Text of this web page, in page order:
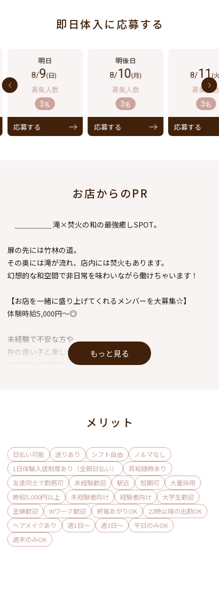
即日体入に応募する
8/9(日)
3名
応募する
8/10(月)
3名
応募する
8/11(
3名
応募する
お店からのPR
＿＿＿＿＿ 滝×焚火の和の最強癒しSPOT。
扉の先には竹林の道。
その奥には滝が流れ、店内には焚火もあります。
幻想的な和空間で非日常を味わいながら働けちゃいます！
【お店を一緒に盛り上げてくれるメンバーを大募集☆】
体験時給5,000円～◎
未経験で不安な方や
仲の良い子と楽しく働きたい！という方は
お友達との応募も大歓迎★
という方もお気軽にご連絡くださいね！
もっと見る
メリット
日払い可能 送りあり シフト自由
ノルマなし
1日体験入店制度あり（全額日払い）
昇給随時あり
友達同士で勤務可
未経験歓迎 駅近 短期可
大量採用
時給5,000円以上
未経験者向け 経験者向け
大学生歓迎
主婦歓迎
Wワーク歓迎 終電あがりOK
22時以降の出勤OK
ヘアメイクあり
週1日〜 週3日〜
平日のみOK
週末のみOK